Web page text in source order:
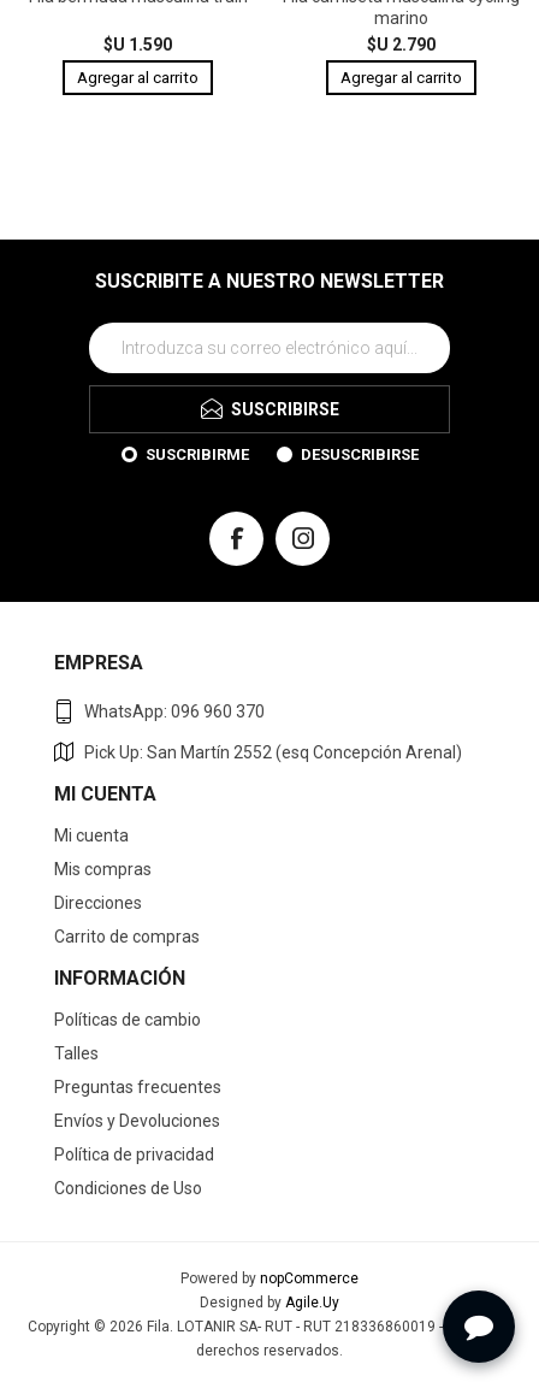
$U 1.590
marino
$U 2.790
SUSCRIBITE A NUESTRO NEWSLETTER
SUSCRIBIRSE
SUSCRIBIRME DESUSCRIBIRSE
EMPRESA
WhatsApp: 096 960 370
Pick Up: San Martín 2552 (esq Concepción Arenal)
MI CUENTA
Mi cuenta
Mis compras
Direcciones
Carrito de compras
INFORMACIÓN
Políticas de cambio
Talles
Preguntas frecuentes
Envíos y Devoluciones
Política de privacidad
Condiciones de Uso
Powered by nopCommerce
Designed by Agile.Uy
Copyright © 2026 Fila. LOTANIR SA- RUT - RUT 218336860019 - Todos los
derechos reservados.